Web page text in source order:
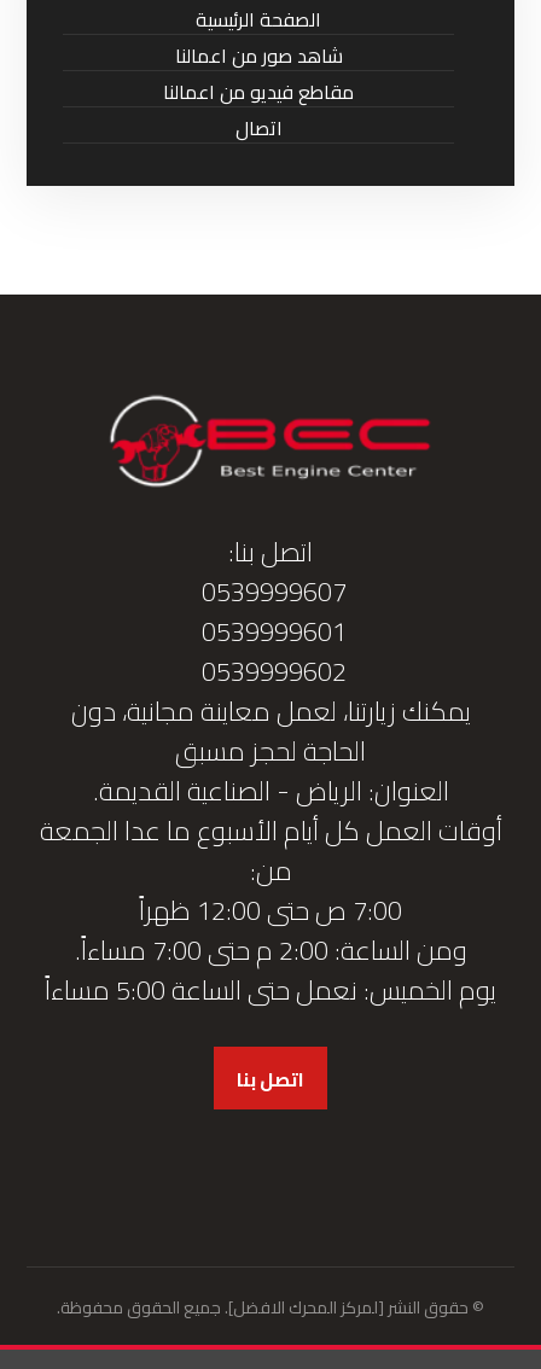
الصفحة الرئيسية
شاهد صور من اعمالنا
مقاطع فيديو من اعمالنا
اتصال
اتصل بنا:
0539999607
0539999601
0539999602
يمكنك زيارتنا، لعمل معاينة مجانية، دون
الحاجة لحجز مسبق
العنوان: الرياض - الصناعية القديمة.
أوقات العمل كل أيام الأسبوع ما عدا الجمعة
من:
7:00 ص حتى 12:00 ظهراً
ومن الساعة: 2:00 م حتى 7:00 مساءاً.
يوم الخميس: نعمل حتى الساعة 5:00 مساءاً
اتصل بنا
© حقوق النشر [لمركز المحرك الافضل]. جميع الحقوق محفوظة.